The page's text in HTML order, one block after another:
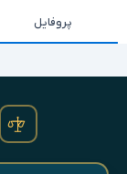
پروفایل